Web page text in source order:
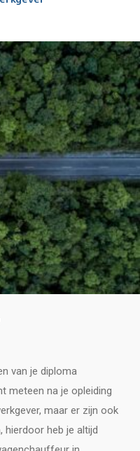
van je diploma
meteen na je opleiding
maar er zijn ook
hierdoor heb je altijd